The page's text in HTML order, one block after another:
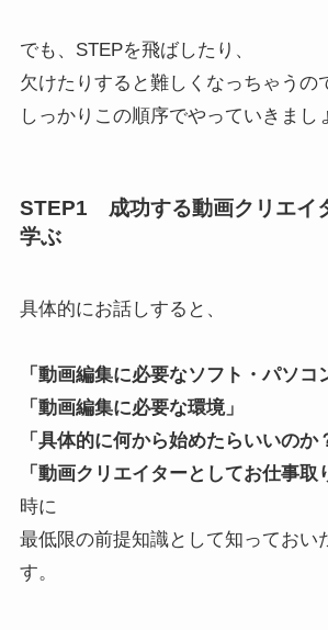
でも、STEPを飛ばしたり、
欠けたりすると難しくなっちゃうの
しっかりこの順序でやっていきまし
STEP1 成功する動画クリエイ
学ぶ
具体的にお話しすると、
「動画編集に必要なソフト・パソコ
「動画編集に必要な環境」
「具体的に何から始めたらいいのか
「動画クリエイターとしてお仕事取
時に
最低限の前提知識として知っておい
す。